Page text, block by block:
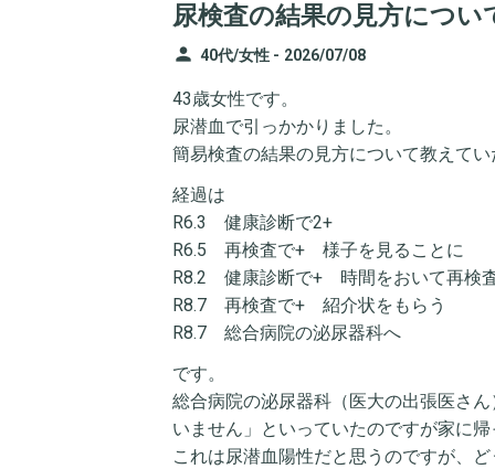
尿検査の結果の見方につい
person 40代/女性 - 2026/07/08
43歳女性です。
尿潜血で引っかかりました。
簡易検査の結果の見方について教えて
経過は
R6.3 健康診断で2+
R6.5 再検査で+ 様子を見ることに
R8.2 健康診断で+ 時間をおいて再検
R8.7 再検査で+ 紹介状をもらう
R8.7 総合病院の泌尿器科へ
です。
総合病院の泌尿器科（医大の出張医さ
いません」といっていたのですが家に
これは尿潜血陽性だと思うのですが、